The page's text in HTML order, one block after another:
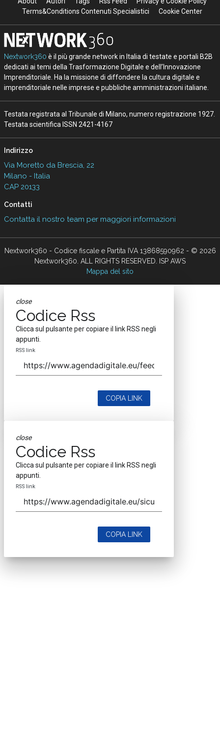
Terms&Conditions Contenuti Specialistici
Cookie Center
Nextwork360 è il più grande network in Italia di testate e portali B2B
dedicati ai temi della Trasformazione Digitale e dell’Innovazione
Imprenditoriale. Ha la missione di diffondere la cultura digitale e
imprenditoriale nelle imprese e pubbliche amministrazioni italiane.
Testata registrata al Tribunale di Milano, numero registrazione 1927.
Testata scientifica ISSN 2421-4167
Indirizzo
Via Moretto da Brescia, 22
Milano - Italia
CAP 20133
Contatti
Contatta il nostro team per maggiori informazioni
Nextwork360 - Codice fiscale e Partita IVA 13868590962 - © 2026
Nextwork360. ALL RIGHTS RESERVED. ISP AWS
Mappa del sito
close
Codice Rss
Clicca sul pulsante per copiare il link RSS negli
appunti.
RSS link
COPIA LINK
close
Codice Rss
Clicca sul pulsante per copiare il link RSS negli
appunti.
RSS link
COPIA LINK